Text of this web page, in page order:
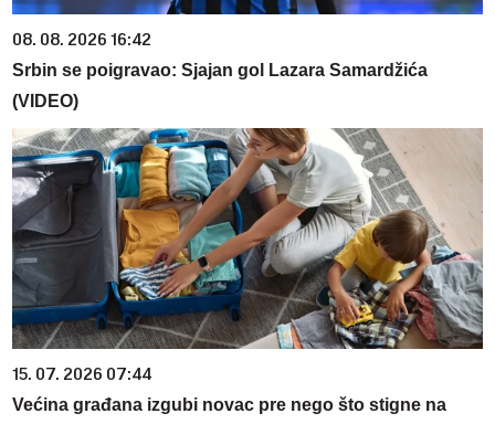
08. 08. 2026 16:42
Srbin se poigravao: Sjajan gol Lazara Samardžića
(VIDEO)
15. 07. 2026 07:44
Većina građana izgubi novac pre nego što stigne na